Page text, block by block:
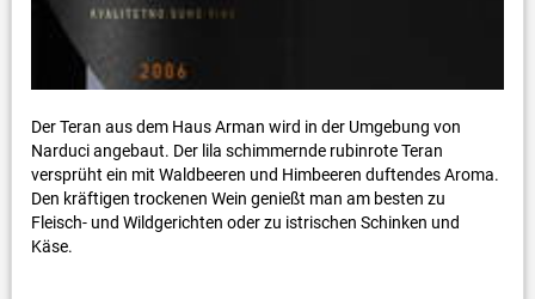
Der Teran aus dem Haus Arman wird in der Umgebung von
Narduci angebaut. Der lila schimmernde rubinrote Teran
versprüht ein mit Waldbeeren und Himbeeren duftendes Aroma.
Den kräftigen trockenen Wein genießt man am besten zu
Fleisch- und Wildgerichten oder zu istrischen Schinken und
Käse.